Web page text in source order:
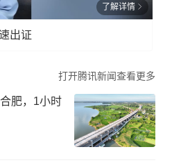
了解详情
出证
打开腾讯新闻查看更多
肥，1小时